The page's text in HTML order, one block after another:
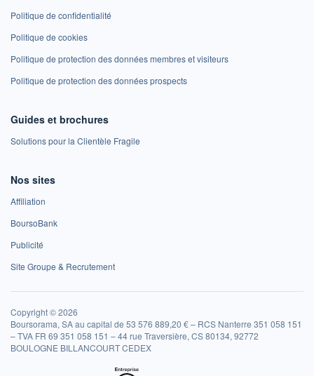
Politique de confidentialité
Politique de cookies
Politique de protection des données membres et visiteurs
Politique de protection des données prospects
Guides et brochures
Solutions pour la Clientèle Fragile
Nos sites
Affiliation
BoursoBank
Publicité
Site Groupe & Recrutement
Copyright © 2026
Boursorama, SA au capital de 53 576 889,20 € – RCS Nanterre 351 058 151
– TVA FR 69 351 058 151 – 44 rue Traversière, CS 80134, 92772
BOULOGNE BILLANCOURT CEDEX